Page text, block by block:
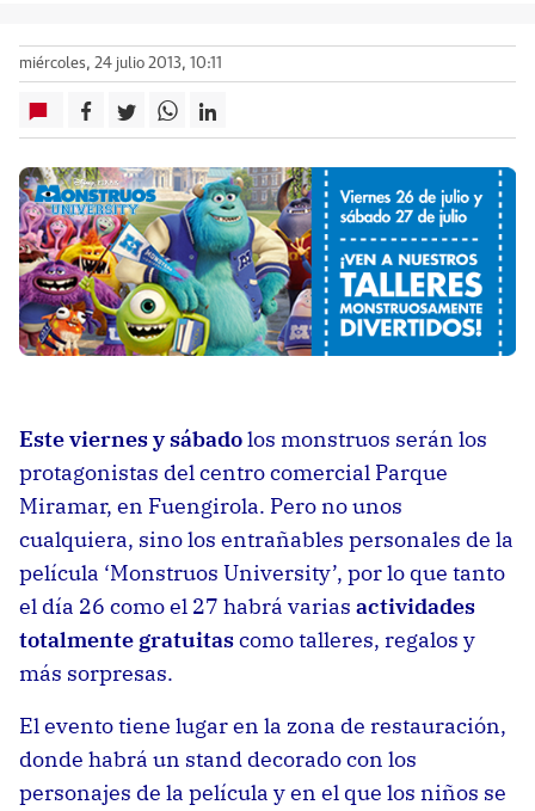
miércoles, 24 julio 2013, 10:11
Este viernes y sábadolos monstruos serán los
protagonistas del centro comercial Parque
Miramar, en Fuengirola. Pero no unos
cualquiera, sino los entrañables personales de la
película ‘Monstruos University’, por lo que tanto
el día 26 como el 27 habrá varias actividades
totalmente gratuitascomo talleres, regalos y
más sorpresas.
El evento tiene lugar en la zona de restauración,
donde habrá un stand decorado con los
personajes de la película y en el que los niños se